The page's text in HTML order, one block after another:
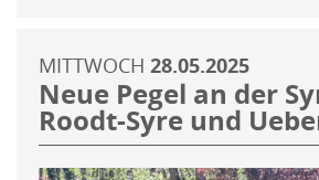
MITTWOCH 28.05.2025
Neue Pegel an der
Roodt-Syre und